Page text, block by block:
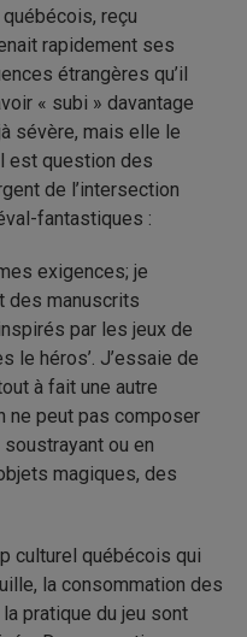
reçu
rapidement ses
étrangères qu’il
« subi » davantage
sévère, mais elle le
est question des
de l’intersection
fantastiques :
exigences; je
des manuscrits
par les jeux de
le héros’. J’essaie de
à fait une autre
ne peut pas composer
ou en
magiques, des
culturel québécois qui
la consommation des
pratique du jeu sont